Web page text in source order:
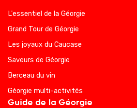
L'essentiel de la Géorgie
Grand Tour de Géorgie
Les joyaux du Caucase
Saveurs de Géorgie
Berceau du vin
Géorgie multi-activités
Guide de la Géorgie